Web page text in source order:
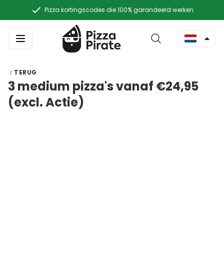
Pizza kortingscodes die 100% garandeerd werken
TERUG
3 medium pizza's vanaf €24,95
(excl. Actie)